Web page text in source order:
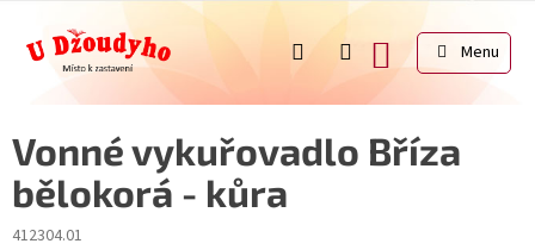
obsah
NÁKUPNÍ
KOŠÍK
Vonné vykuřovadlo Bříza
bělokorá - kůra
412304.01